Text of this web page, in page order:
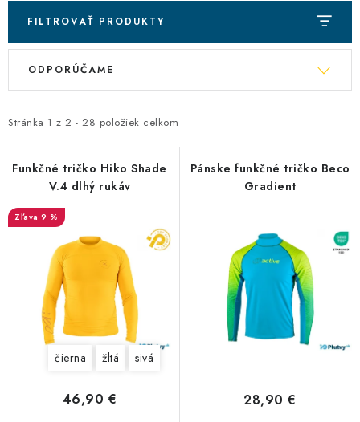
FILTROVAŤ PRODUKTY
ý
i
p
r
o
Stránka 1 z 2 - 28 položiek celkom
R
e
p
ODPORÚČAME
Funkčné tričko Hiko Shade
V.4 dlhý rukáv
9 %
čierna žltá sivá
46,90 €
Pánske funkčné tričko Beco
Gradient
28,90 €